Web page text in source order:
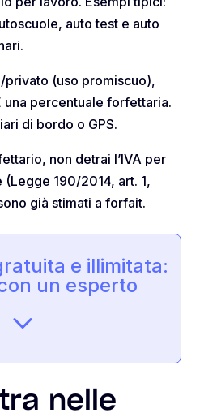
auto test e auto
privato (uso promiscuo),
percentuale forfettaria.
di bordo o GPS.
non detrai l’IVA per
190/2014, art. 1,
già stimati a forfait.
e illimitata:
un esperto
nelle